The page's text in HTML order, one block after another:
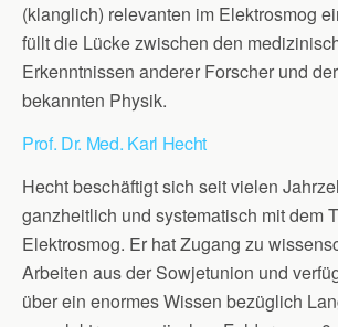
(klanglich) relevanten im Elektrosmog
füllt die Lücke zwischen den
Erkenntnissen anderer Forscher und
bekannten Physik.
Prof. Dr. Med. Karl Hecht
Hecht beschäftigt sich seit vielen
ganzheitlich und systematisch mit dem
Elektrosmog. Er hat Zugang zu
Arbeiten aus der Sowjetunion und
über ein enormes Wissen bezüglich